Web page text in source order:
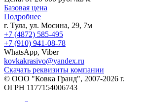
Базовая цена
Подробнее
г. Тула, ул. Мосина, 29, 7м
+7 (4872) 585-495
+7 (910) 941-08-78
WhatsApp, Viber
kovkakrasivo@yandex.ru
Скачать реквизиты компании
© ООО "Ковка Гранд", 2007-2026 г.
ОГРН 1177154006743